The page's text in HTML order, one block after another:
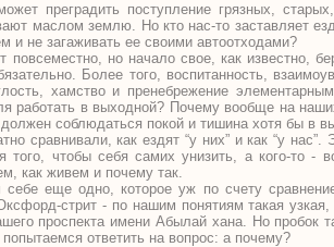
преградить поступление грязных,
маслом землю. Но кто нас-то заставляет
и не загаживать ее своими автоотходами?
повсеместно, но начало свое, как известно,
Более того, воспитанность,
хамство и пренебрежение
работать в выходной? Почему вообще на
соблюдаться покой и тишина хотя бы в
сравнивали, как ездят “у них” и как “у
чтобы себя самих унизить, а кого-то -
как живем и почему так.
себе еще одно, которое уж по счету
стрит - по нашим понятиям такая
проспекта имени Абылай хана. Но
ответить на вопрос: а почему?